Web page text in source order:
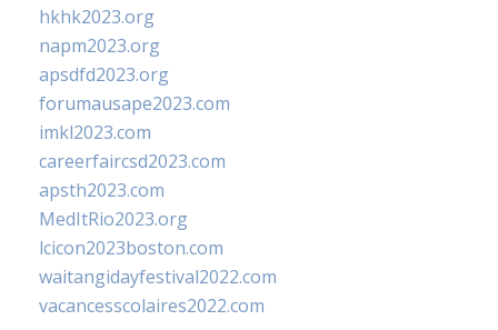
hkhk2023.org
napm2023.org
apsdfd2023.org
forumausape2023.com
imkl2023.com
careerfaircsd2023.com
apsth2023.com
MedItRio2023.org
lcicon2023boston.com
waitangidayfestival2022.com
vacancesscolaires2022.com